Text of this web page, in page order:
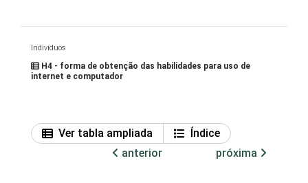
Indivíduos
H4 - forma de obtenção das habilidades para uso de
internet e computador
Ver tabla ampliada
Índice
anterior
próxima